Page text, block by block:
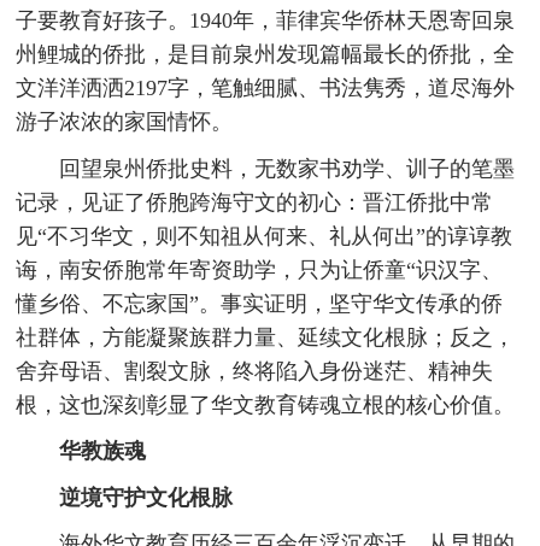
子要教育好孩子。1940年，菲律宾华侨林天恩寄回泉
州鲤城的侨批，是目前泉州发现篇幅最长的侨批，全
文洋洋洒洒2197字，笔触细腻、书法隽秀，道尽海外
游子浓浓的家国情怀。
回望泉州侨批史料，无数家书劝学、训子的笔墨
记录，见证了侨胞跨海守文的初心：晋江侨批中常
见“不习华文，则不知祖从何来、礼从何出”的谆谆教
诲，南安侨胞常年寄资助学，只为让侨童“识汉字、
懂乡俗、不忘家国”。事实证明，坚守华文传承的侨
社群体，方能凝聚族群力量、延续文化根脉；反之，
舍弃母语、割裂文脉，终将陷入身份迷茫、精神失
根，这也深刻彰显了华文教育铸魂立根的核心价值。
华教族魂
逆境守护文化根脉